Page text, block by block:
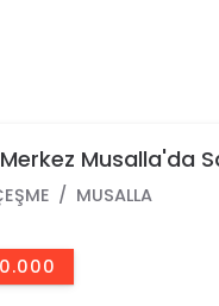
Musalla'da
MUSALLA